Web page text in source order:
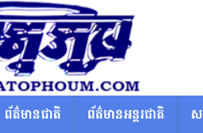
ព័ត៌មានជាតិ ព័ត៌មានអន្តរជាតិ ស